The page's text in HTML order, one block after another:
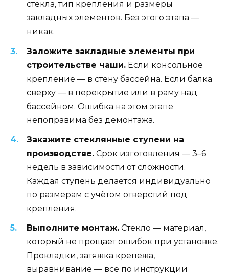
стекла, тип крепления и размеры
закладных элементов. Без этого этапа —
никак.
Заложите закладные элементы при
строительстве чаши. Если консольное
крепление — в стену бассейна. Если балка
сверху — в перекрытие или в раму над
бассейном. Ошибка на этом этапе
непоправима без демонтажа.
Закажите стеклянные ступени на
производстве. Срок изготовления — 3–6
недель в зависимости от сложности.
Каждая ступень делается индивидуально
по размерам с учётом отверстий под
крепления.
Выполните монтаж. Стекло — материал,
который не прощает ошибок при установке.
Прокладки, затяжка крепежа,
выравнивание — всё по инструкции